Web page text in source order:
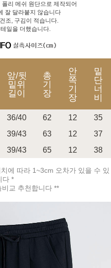
PAYCO 바로구매
리 메쉬 원단으로 제작되어
잘 달라붙지 않습니다
조, 구김이 적습니다.
일을 더했습니다.
앞/뒷
밑위
길이
총
기
장
안
쪽
기
장
밑
단
너
비
36/40 62 12
35
39/43 63 12
37
39/43 65 12 38
에 따라 1~3cm 오차가 있을 수 있
다 *
교 추천합니다 **